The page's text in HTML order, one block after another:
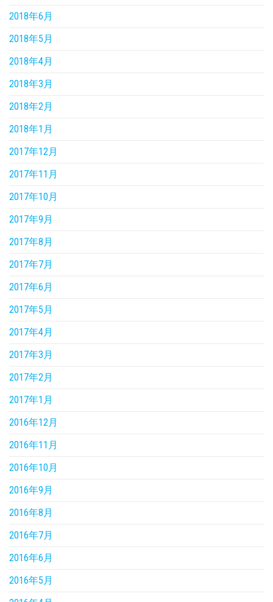
2018年6月
2018年5月
2018年4月
2018年3月
2018年2月
2018年1月
2017年12月
2017年11月
2017年10月
2017年9月
2017年8月
2017年7月
2017年6月
2017年5月
2017年4月
2017年3月
2017年2月
2017年1月
2016年12月
2016年11月
2016年10月
2016年9月
2016年8月
2016年7月
2016年6月
2016年5月